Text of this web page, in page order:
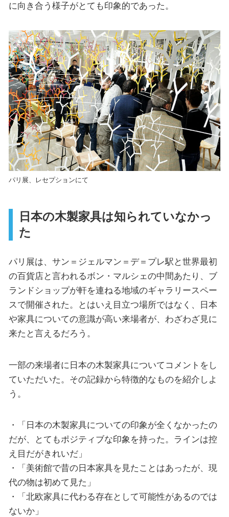
に向き合う様子がとても印象的であった。
パリ展、レセプションにて
日本の木製家具は知られていなかっ
た
パリ展は、サン＝ジェルマン＝デ＝プレ駅と世界最初
の百貨店と言われるボン・マルシェの中間あたり、ブ
ランドショップが軒を連ねる地域のギャラリースペー
スで開催された。とはいえ目立つ場所ではなく、日本
や家具についての意識が高い来場者が、わざわざ見に
来たと言えるだろう。
一部の来場者に日本の木製家具についてコメントをし
ていただいた。その記録から特徴的なものを紹介しよ
う。
・「日本の木製家具についての印象が全くなかったの
だが、とてもポジティブな印象を持った。ラインは控
え目だがきれいだ」
・「美術館で昔の日本家具を見たことはあったが、現
代の物は初めて見た」
・「北欧家具に代わる存在として可能性があるのでは
ないか」